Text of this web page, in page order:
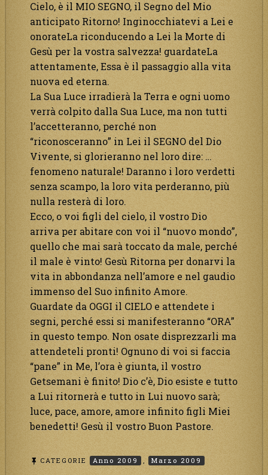
Cielo, è il MIO SEGNO, il Segno del Mio
anticipato Ritorno! Inginocchiatevi a Lei e
onorateLa riconducendo a Lei la Morte di
Gesù per la vostra salvezza! guardateLa
attentamente, Essa è il passaggio alla vita
nuova ed eterna.
La Sua Luce irradierà la Terra e ogni uomo
verrà colpito dalla Sua Luce, ma non tutti
l’accetteranno, perché non
“riconosceranno” in Lei il SEGNO del Dio
Vivente, si glorieranno nel loro dire: …
fenomeno naturale! Daranno i loro verdetti
senza scampo, la loro vita perderanno, più
nulla resterà di loro.
Ecco, o voi figli del cielo, il vostro Dio
arriva per abitare con voi il “nuovo mondo”,
quello che mai sarà toccato da male, perché
il male è vinto! Gesù Ritorna per donarvi la
vita in abbondanza nell’amore e nel gaudio
immenso del Suo infinito Amore.
Guardate da OGGI il CIELO e attendete i
segni, perché essi si manifesteranno “ORA”
in questo tempo. Non osate disprezzarli ma
attendeteli pronti! Ognuno di voi si faccia
“pane” in Me, l’ora è giunta, il vostro
Getsemani è finito! Dio c’è, Dio esiste e tutto
a Lui ritornerà e tutto in Lui nuovo sarà;
luce, pace, amore, amore infinito figli Miei
benedetti! Gesù il vostro Buon Pastore.
CATEGORIE Anno 2009 , Marzo 2009